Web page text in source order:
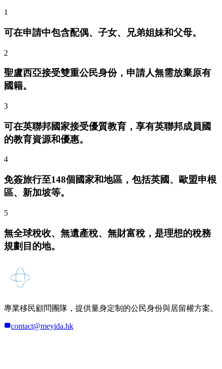
1
可在申請中包含配偶、子女、兄弟姐妹和父母。
2
聖盧西亞接受雙重公民身份，申請人無需放棄原有
國籍。
3
可在英聯邦國家接受優質教育，享有英聯邦成員國
的教育資源和優惠。
4
免簽旅行至148個國家和地區，包括英國、歐盟申根
區、新加坡等。
5
無全球稅收、無遺產稅、無財富稅，是理想的稅務
規劃目的地。
專業移民顧問團隊，提供量身定制的公民身份與居留權方案。
contact@meyida.hk